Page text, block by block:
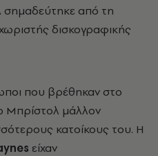
από τη
δισκογραφικής
που βρέθηκαν στο
Μπρίστολ μάλλον
κατοίκους του. Η
είχαν